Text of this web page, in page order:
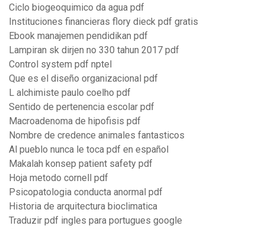
Ciclo biogeoquimico da agua pdf
Instituciones financieras flory dieck pdf gratis
Ebook manajemen pendidikan pdf
Lampiran sk dirjen no 330 tahun 2017 pdf
Control system pdf nptel
Que es el diseño organizacional pdf
L alchimiste paulo coelho pdf
Sentido de pertenencia escolar pdf
Macroadenoma de hipofisis pdf
Nombre de credence animales fantasticos
Al pueblo nunca le toca pdf en español
Makalah konsep patient safety pdf
Hoja metodo cornell pdf
Psicopatologia conducta anormal pdf
Historia de arquitectura bioclimatica
Traduzir pdf ingles para portugues google